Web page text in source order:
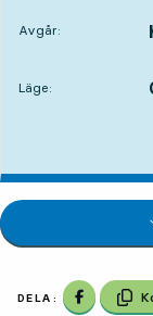
Avgår:
Läge:
LÄGE,
,
DELA: Dela på